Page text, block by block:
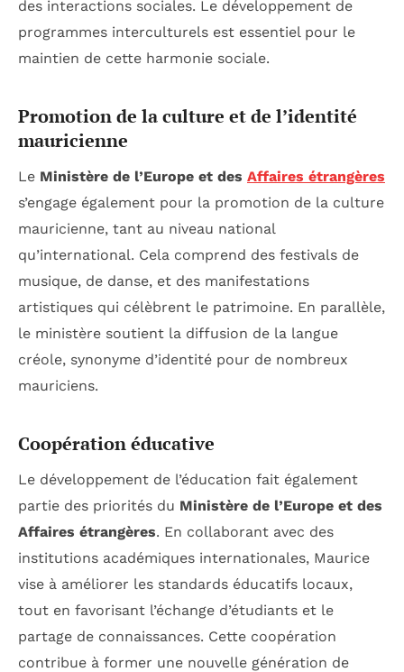
des interactions sociales. Le développement de
programmes interculturels est essentiel pour le
maintien de cette harmonie sociale.
Promotion de la culture et de l’identité
mauricienne
Le Ministère de l’Europe et des Affaires étrangères
s’engage également pour la promotion de la culture
mauricienne, tant au niveau national
qu’international. Cela comprend des festivals de
musique, de danse, et des manifestations
artistiques qui célèbrent le patrimoine. En parallèle,
le ministère soutient la diffusion de la langue
créole, synonyme d’identité pour de nombreux
mauriciens.
Coopération éducative
Le développement de l’éducation fait également
partie des priorités du Ministère de l’Europe et des
Affaires étrangères. En collaborant avec des
institutions académiques internationales, Maurice
vise à améliorer les standards éducatifs locaux,
tout en favorisant l’échange d’étudiants et le
partage de connaissances. Cette coopération
contribue à former une nouvelle génération de